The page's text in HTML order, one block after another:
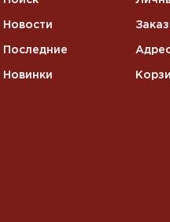
Новости
Последние
Новинки